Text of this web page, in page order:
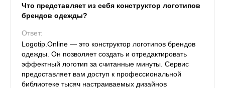
Что представляет из себя конструктор логотипов
брендов одежды?
Ответ:
Logotip.Online — это конструктор логотипов брендов
одежды. Он позволяет создать и отредактировать
эффектный логотип за считанные минуты. Сервис
предоставляет вам доступ к профессиональной
библиотеке тысяч настраиваемых дизайнов